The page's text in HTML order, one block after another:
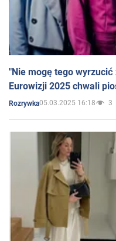
"Nie mogę tego
Eurowizji 2025 chwali
Rozrywka05.03.2025 16:18 3